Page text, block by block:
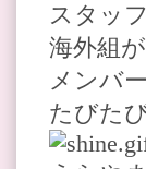
スタッ
海外組
メンバ
たびた